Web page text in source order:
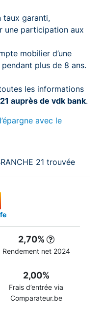
taux garanti,
une participation aux
mobilier d’une
plus de 8 ans.
les informations
auprès de vdk bank.
avec le
21 trouvée
2,70%
Rendement net 2024
2,00%
Frais d’entrée via
Comparateur.be